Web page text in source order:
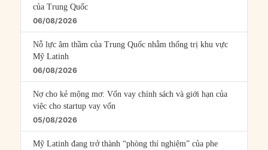
của Trung Quốc
06/08/2026
Nỗ lực âm thầm của Trung Quốc nhằm thống trị khu vực
Mỹ Latinh
06/08/2026
Nợ cho kẻ mộng mơ: Vốn vay chính sách và giới hạn của
việc cho startup vay vốn
05/08/2026
Mỹ Latinh đang trở thành “phòng thí nghiệm” của phe